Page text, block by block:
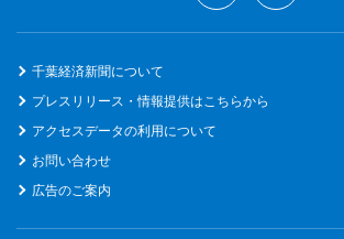
千葉経済新聞について
プレスリリース・情報提供はこちらから
アクセスデータの利用について
お問い合わせ
広告のご案内